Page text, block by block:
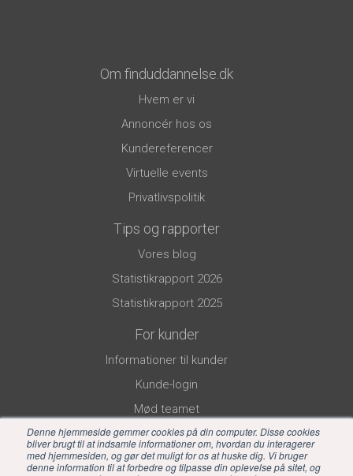
Denne hjemmeside gemmer cookies på din computer. Disse cookies
bliver brugt til at indsamle informationer om, hvordan du interagerer
med hjemmesiden, og gør det muligt for os at huske dig. Vi bruger
denne information til at forbedre og tilpasse din oplevelse på sitet, og
Om finduddannelse.dk
Hvem er vi
Annoncér hos os
Kundereferencer
Virtuelle events
Privatlivspolitik
Tips og rapporter
Vores blog
Statistikrapport 2026
Statistikrapport 2025
For kunder
Informationer til kunder
Kunde-login
Mød teamet